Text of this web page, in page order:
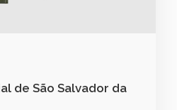
de São Salvador da